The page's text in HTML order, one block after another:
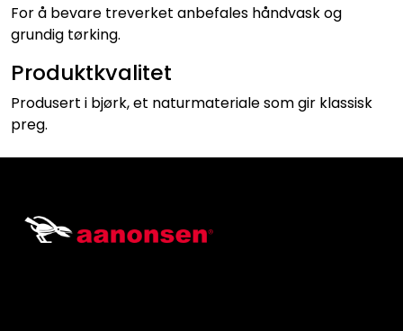
For å bevare treverket anbefales håndvask og
grundig tørking.
Produktkvalitet
Produsert i bjørk, et naturmateriale som gir klassisk
preg.